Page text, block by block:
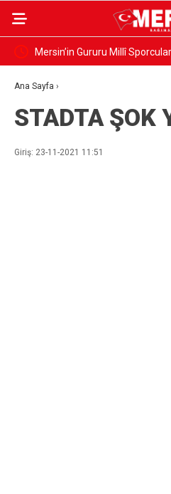
Mersinli Millî Sporcu Musa
Ana Sayfa ›
STADTA ŞOK
Giriş: 23-11-2021 11:51